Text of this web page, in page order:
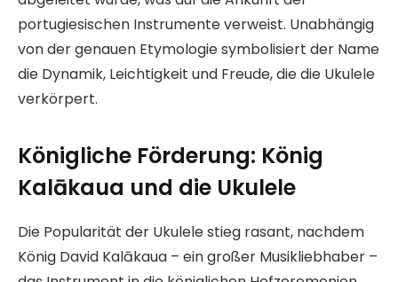
portugiesischen Instrumente verweist. Unabhängig
von der genauen Etymologie symbolisiert der Name
die Dynamik, Leichtigkeit und Freude, die die Ukulele
verkörpert.
Königliche Förderung: König
Kalākaua und die Ukulele
Die Popularität der Ukulele stieg rasant, nachdem
König David Kalākaua – ein großer Musikliebhaber –